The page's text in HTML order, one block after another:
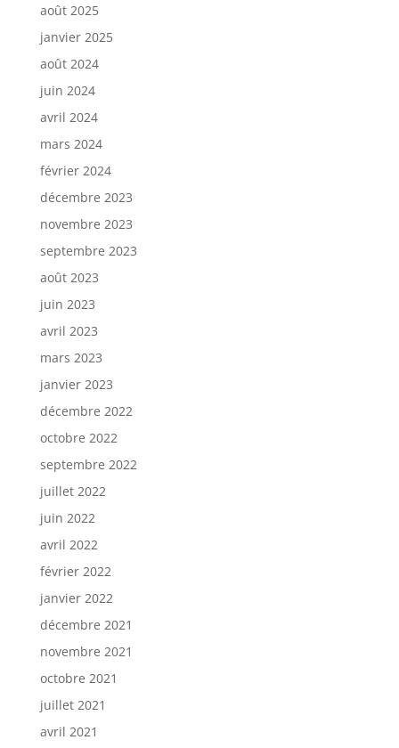
août 2025
janvier 2025
août 2024
juin 2024
avril 2024
mars 2024
février 2024
décembre 2023
novembre 2023
septembre 2023
août 2023
juin 2023
avril 2023
mars 2023
janvier 2023
décembre 2022
octobre 2022
septembre 2022
juillet 2022
juin 2022
avril 2022
février 2022
janvier 2022
décembre 2021
novembre 2021
octobre 2021
juillet 2021
avril 2021